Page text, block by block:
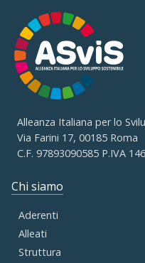
Alleanza Italiana per lo
Via Farini 17, 00185 Roma
C.F. 97893090585 P.IVA
Chi siamo
Aderenti
Alleati
Struttura